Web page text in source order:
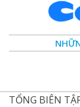
TỔNG BIÊN